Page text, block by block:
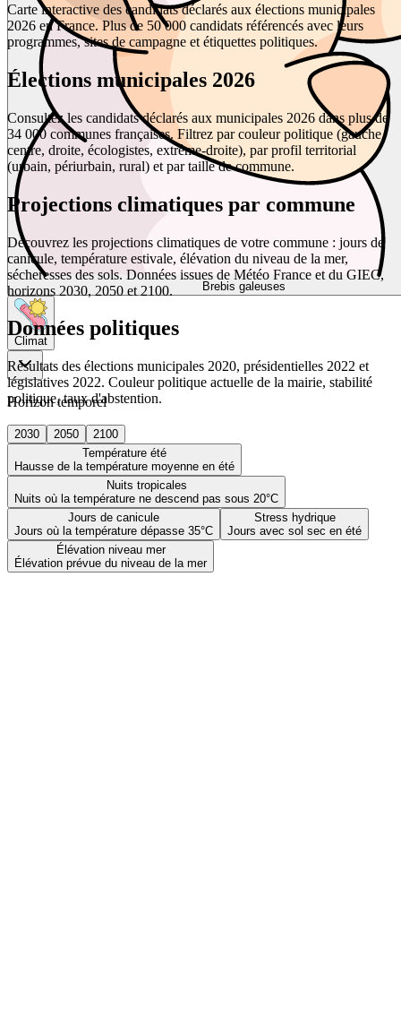
Brebis galeuses
Climat
Horizon temporel
2030 2050
2100
Température été
Hausse de la température moyenne en été
Nuits tropicales
Nuits où la température ne descend pas sous 20°C
Jours de canicule
Jours où la température dépasse 35°C
Stress hydrique
Jours avec sol sec en été
Élévation niveau mer
Élévation prévue du niveau de la mer
Carte interactive des candidats déclarés aux élections municipales
2026 en France. Plus de 50 000 candidats référencés avec leurs
programmes, sites de campagne et étiquettes politiques.
Élections municipales 2026
Consultez les candidats déclarés aux municipales 2026 dans plus de
34 000 communes françaises. Filtrez par couleur politique (gauche,
centre, droite, écologistes, extrême-droite), par profil territorial
(urbain, périurbain, rural) et par taille de commune.
Projections climatiques par commune
Découvrez les projections climatiques de votre commune : jours de
canicule, température estivale, élévation du niveau de la mer,
sécheresses des sols. Données issues de Météo France et du GIEC,
horizons 2030, 2050 et 2100.
Données politiques
Résultats des élections municipales 2020, présidentielles 2022 et
législatives 2022. Couleur politique actuelle de la mairie, stabilité
politique, taux d'abstention.